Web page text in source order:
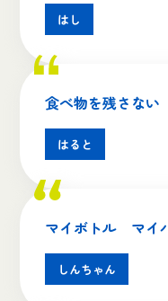
はし
食べ物を残さない
はると
マイボトル マイ
しんちゃん